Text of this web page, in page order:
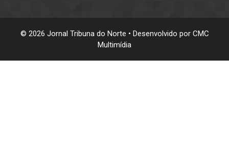
© 2026 Jornal Tribuna do Norte • Desenvolvido por CMC
Multimídia